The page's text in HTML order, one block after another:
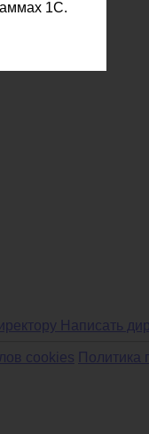
Написать
cookies Политика
1С.